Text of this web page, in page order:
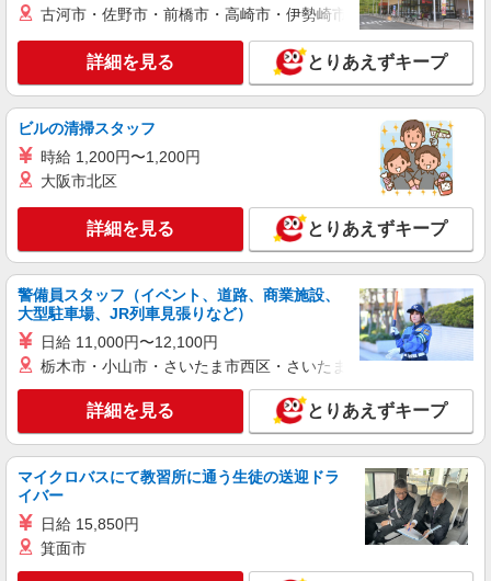
古河市・佐野市・前橋市・高崎市・伊勢崎市・太田市・館林市
詳細を見る とりあえずキープ
ビルの清掃スタッフ
時給 1,200円〜1,200円
大阪市北区
詳細を見る とりあえずキープ
警備員スタッフ（イベント、道路、商業施設、
大型駐車場、JR列車見張りなど）
日給 11,000円〜12,100円
栃木市・小山市・さいたま市西区・さいたま市岩槻区・久喜市・
詳細を見る とりあえずキープ
マイクロバスにて教習所に通う生徒の送迎ドラ
イバー
日給 15,850円
箕面市